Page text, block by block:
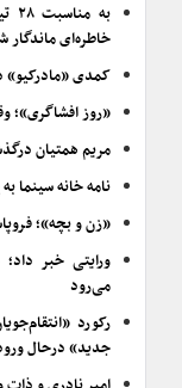
خاطره‌ای ماندگار
کمدی «مادرکیو»
«روز افشاگری»؛
مریم همتیان
نامه خانه سینما
«زن و بچه»؛
ورایتی خبر
می‌رود
رکورد
جدید» درحال